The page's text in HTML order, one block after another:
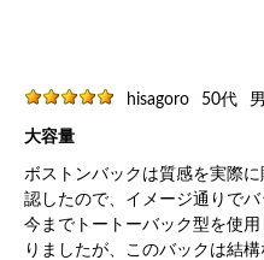
hisagoro 50代
大容量
ボストンバックは質感を実際
認したので、イメージ通りでバ
今までトートーバック型を使
りましたが、このバックは結